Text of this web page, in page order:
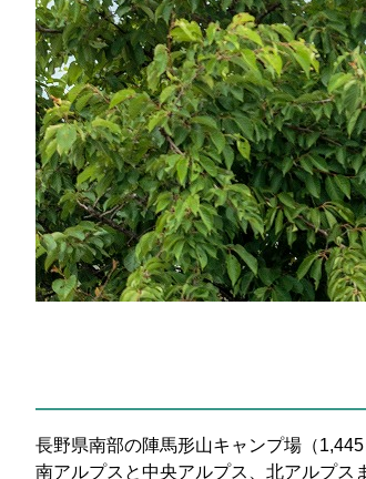
長野県南部の陣馬形山キャンプ場（
南アルプスと中央アルプス、北アルプス